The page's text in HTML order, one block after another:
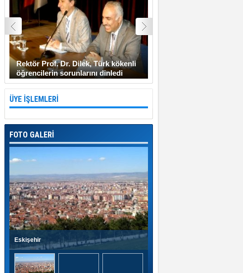
Rektör Prof. Dr. Dilek, Türk kökenli
öğrencilerin sorunlarını dinledi
ÜYE İŞLEMLERİ
FOTO GALERİ
Eskişehir